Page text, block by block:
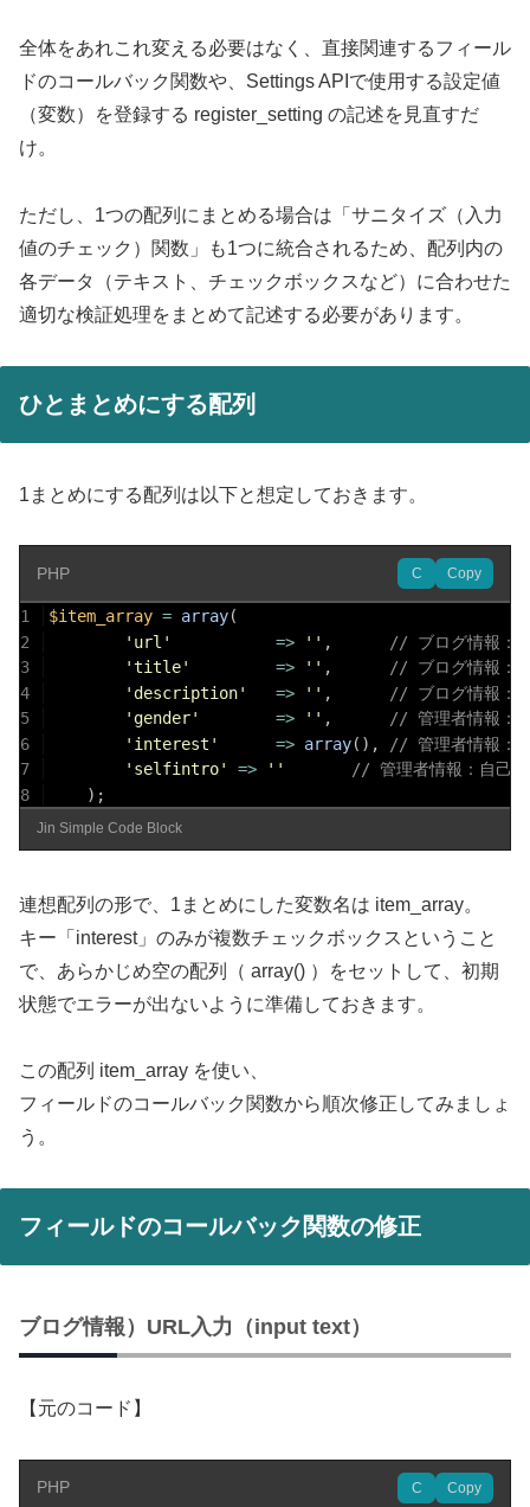
全体をあれこれ変える必要はなく、直接関連するフィール
ドのコールバック関数や、Settings APIで使用する設定値
（変数）を登録する register_setting の記述を見直すだ
け。
ただし、1つの配列にまとめる場合は「サニタイズ（入力
値のチェック）関数」も1つに統合されるため、配列内の
各データ（テキスト、チェックボックスなど）に合わせた
適切な検証処理をまとめて記述する必要があります。
ひとまとめにする配列
1まとめにする配列は以下と想定しておきます。
PHP C Copy
1 $item_array = array(
2
'url' => '' ,
// ブログ情報：
3
'title' => '' ,
// ブログ情報：
4
'description' => '' ,
// ブログ情報：
5
'gender' => '' ,
// 管理者情報：
6
'interest' => array( ) ,
// 管理者情報：
7
'selfintro' => ''
// 管理者情報：自己
8
) ;
Jin Simple Code Block
連想配列の形で、1まとめにした変数名は item_array。
キー「interest」のみが複数チェックボックスということ
で、あらかじめ空の配列（ array() ）をセットして、初期
状態でエラーが出ないように準備しておきます。
この配列 item_array を使い、
フィールドのコールバック関数から順次修正してみましょ
う。
フィールドのコールバック関数の修正
ブログ情報）URL入力（input text）
【元のコード】
PHP C Copy